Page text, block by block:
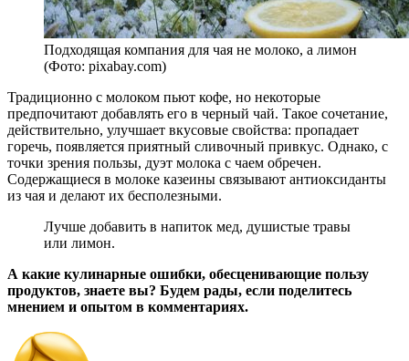
Подходящая компания для чая не молоко, а лимон
(Фото: pixabay.com)
Традиционно с молоком пьют кофе, но некоторые
предпочитают добавлять его в черный чай. Такое сочетание,
действительно, улучшает вкусовые свойства: пропадает
горечь, появляется приятный сливочный привкус. Однако, с
точки зрения пользы, дуэт молока с чаем обречен.
Содержащиеся в молоке казеины связывают антиоксиданты
из чая и делают их бесполезными.
Лучше добавить в напиток мед, душистые травы
или лимон.
А какие кулинарные ошибки, обесценивающие пользу
продуктов, знаете вы? Будем рады, если поделитесь
мнением и опытом в комментариях.